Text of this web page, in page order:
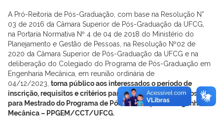
A Pró-Reitoria de Pós-Graduação, com base na Resolução N°
03 de 2016 da Câmara Superior de Pós-Graduação da UFCG,
na Portaria Normativa Nº 4 de 04 de 2018 do Ministério do
Planejamento e Gestão de Pessoas, na Resolução Nº02 de
2020 da Câmara Superior de Pós-Graduação da UFCG e na
deliberação do Colegiado do Programa de Pós-Graduação em
Engenharia Mecânica, em reunião ordinária de
04/12/2023, torna público aos interessados o período de
inscrição, requisitos e critérios para seleção de candidatos
para Mestrado do Programa de Pós-Graduação em Engenharia
Mecânica – PPGEM/CCT/UFCG.